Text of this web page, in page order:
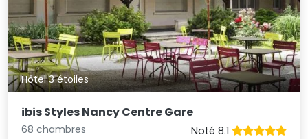
Hôtel 3 étoiles
ibis Styles Nancy Centre Gare
68 chambres
Noté 8.1